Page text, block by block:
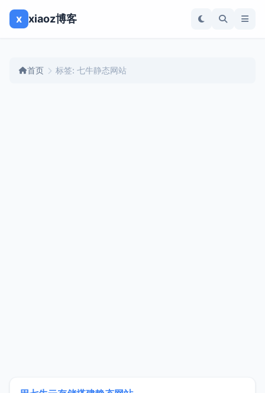
x xiaoz博客
首页 标签: 七牛静态网站